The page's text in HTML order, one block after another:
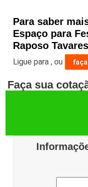
Para saber
Espaço para
Raposo Tavares
Ligue para,ou
Faça sua